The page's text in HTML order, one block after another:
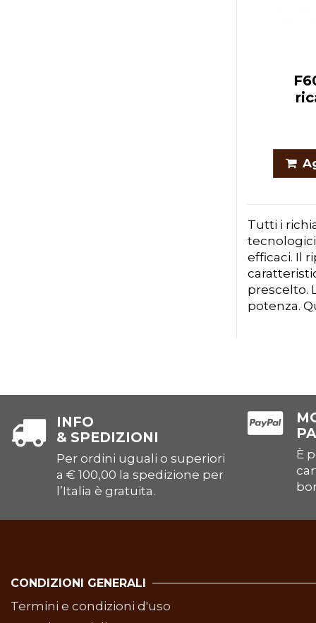
Tutti i
efficaci. Il
prescelto.
potenza.
INFO
& SPEDIZIONI
Per ordini uguali o superiori
a € 100,00 la spedizione per
l’Italia è gratuita.
È
CONDIZIONI GENERALI
Termini e condizioni d'uso